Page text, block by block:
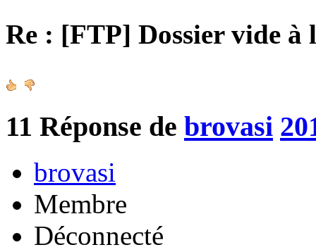
Re : [FTP] Dossier vide à
11 Réponse de brovasi
brovasi
Membre
Déconnecté